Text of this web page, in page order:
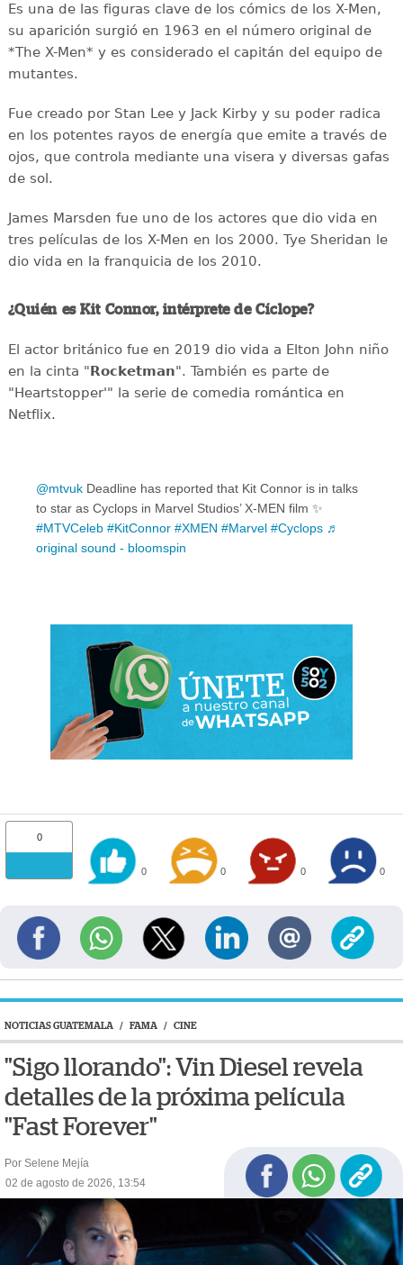
Es una de las figuras clave de los cómics de los X-Men,
su aparición surgió en 1963 en el número original de
*The X-Men* y es considerado el capitán del equipo de
mutantes.
Fue creado por Stan Lee y Jack Kirby y su poder radica
en los potentes rayos de energía que emite a través de
ojos, que controla mediante una visera y diversas gafas
de sol.
James Marsden fue uno de los actores que dio vida en
tres películas de los X-Men en los 2000. Tye Sheridan le
dio vida en la franquicia de los 2010.
¿Quién es Kit Connor, intérprete de Cíclope?
El actor británico fue en 2019 dio vida a Elton John niño
en la cinta "Rocketman". También es parte de
"Heartstopper'" la serie de comedia romántica en
Netflix.
@mtvuk Deadline has reported that Kit Connor is in talks
to star as Cyclops in Marvel Studios’ X-MEN film ✨
#MTVCeleb #KitConnor #XMEN #Marvel #Cyclops ♬
original sound - bloomspin
0
0 0 0 0
NOTICIAS GUATEMALA / FAMA / CINE
"Sigo llorando": Vin Diesel revela
detalles de la próxima película
"Fast Forever"
Por Selene Mejía
02 de agosto de 2026, 13:54